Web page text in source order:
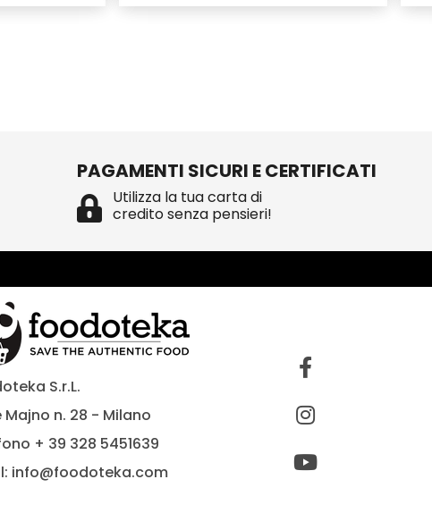
PAGAMENTI SICURI E CERTIFICATI
Utilizza la tua carta di
credito senza pensieri!
S.r.L.
Majno n. 28 - Milano
+ 39 328 5451639
info@foodoteka.com